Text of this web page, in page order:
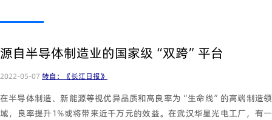
源自半导体制造业的国家级“双跨”平台
2022-05-07 转自：《长江日报》
在半导体制造、新能源等视优异品质和高良率为“生命线”的高端制造领
域，良率提升1%或将带来近千万元的效益。在武汉华星光电工厂，有一